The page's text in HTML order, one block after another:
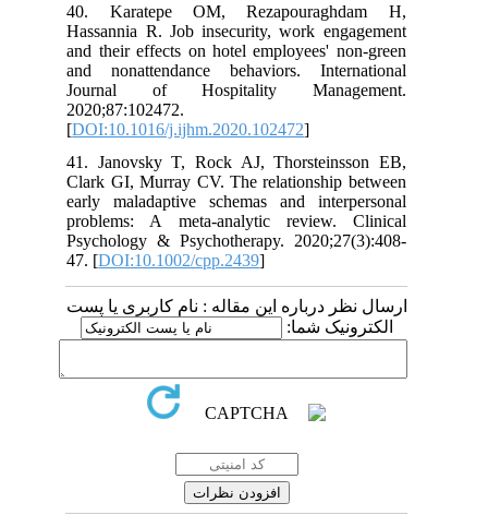
40. Karatepe OM, Rezapouraghdam H,
Hassannia R. Job insecurity, work engagement
and their effects on hotel employees' non-green
and nonattendance behaviors. International
Journal of Hospitality Management.
2020;87:102472.
[DOI:10.1016/j.ijhm.2020.102472
41. Janovsky T, Rock AJ, Thorsteinsson EB,
Clark GI, Murray CV. The relationship between
early maladaptive schemas and interpersonal
problems: A meta‐analytic review. Clinical
Psychology & Psychotherapy. 2020;27(3):408-
47. [DOI:10.1002/cpp.2439
ارسال نظر درباره این مقاله : نام کاربری یا پست
الکترونیک شما: